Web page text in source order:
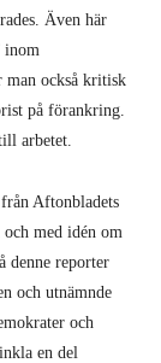
Även här
inom
man också kritisk
på förankring.
arbetet.
Aftonbladets
med idén om
denne reporter
och utnämnde
och
en del